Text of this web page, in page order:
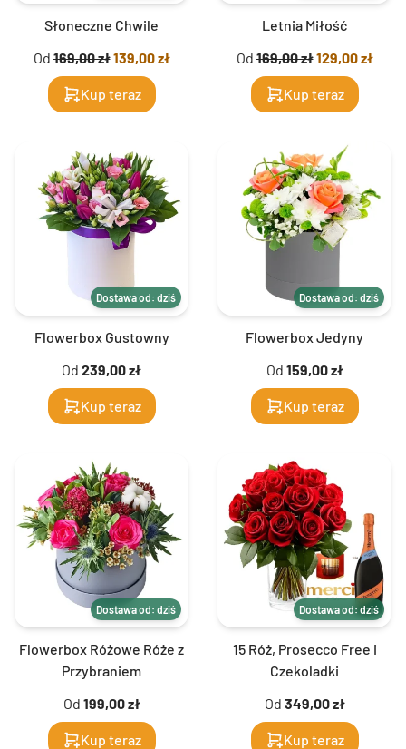
Słoneczne Chwile
Od169,00 zł139,00 zł
Kup teraz
Letnia Miłość
Od169,00 zł129,00 zł
Kup teraz
Dostawa od: dziś
Flowerbox Gustowny
Od 239,00 zł
Kup teraz
Dostawa od: dziś
Flowerbox Jedyny
Od 159,00 zł
Kup teraz
Dostawa od: dziś
Flowerbox Różowe Róże z
Przybraniem
Od 199,00 zł
Kup teraz
Dostawa od: dziś
15 Róż, Prosecco Free i
Czekoladki
Od 349,00 zł
Kup teraz